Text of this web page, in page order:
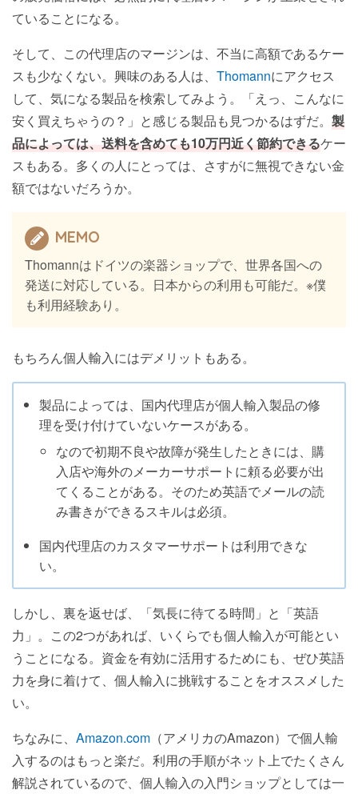
ていることになる。
そして、この代理店のマージンは、不当に高額であるケー
スも少なくない。興味のある人は、 Thomannにアクセス
して、気になる製品を検索してみよう。「えっ、こんなに
安く買えちゃうの？」と感じる製品も見つかるはずだ。 製
品によっては、送料を含めても10万円近く節約できるケー
スもある。多くの人にとっては、さすがに無視できない金
額ではないだろうか。
MEMO
Thomannはドイツの楽器ショップで、世界各国への
発送に対応している。日本からの利用も可能だ。※僕
も利用経験あり。
もちろん個人輸入にはデメリットもある。
製品によっては、国内代理店が個人輸入製品の修
理を受け付けていないケースがある。
なので初期不良や故障が発生したときには、購
入店や海外のメーカーサポートに頼る必要が出
てくることがある。そのため英語でメールの読
み書きができるスキルは必須。
国内代理店のカスタマーサポートは利用できな
い。
しかし、裏を返せば、「気長に待てる時間」と「英語
力」。この2つがあれば、いくらでも個人輸入が可能とい
うことになる。資金を有効に活用するためにも、ぜひ英語
力を身に着けて、個人輸入に挑戦することをオススメした
い。
ちなみに、 Amazon.com （アメリカのAmazon）で個人輸
入するのはもっと楽だ。利用の手順がネット上でたくさん
解説されているので、個人輸入の入門ショップとしては一